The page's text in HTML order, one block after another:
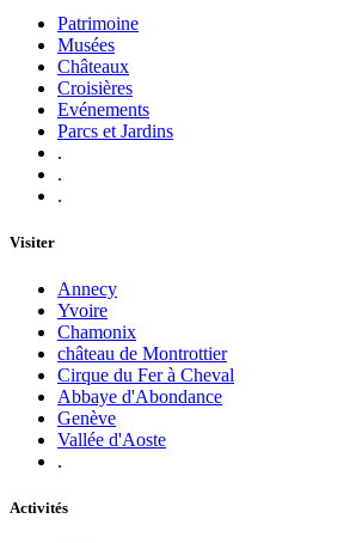
Patrimoine
Musées
Châteaux
Croisières
Evénements
Parcs et Jardins
.
.
.
Visiter
Annecy
Yvoire
Chamonix
château de Montrottier
Cirque du Fer à Cheval
Abbaye d'Abondance
Genève
Vallée d'Aoste
.
Activités